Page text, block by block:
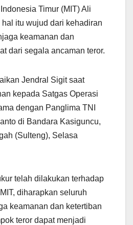
Timur (MIT) Ali
hal itu wujud dari kehadiran
keamanan dan
dari segala ancaman teror.
Jendral Sigit saat
kepada Satgas Operasi
dengan Panglima TNI
di Bandara Kasiguncu,
(Sulteng), Selasa
telah dilakukan terhadap
diharapkan seluruh
keamanan dan ketertiban
teror dapat menjadi